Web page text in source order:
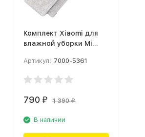
Комплект Xiaomi для
влажной уборки Mi
Mop Kit Белый
(BHR4615CN)
Артикул: 7000-5361
790₽ 1 390₽
В наличии